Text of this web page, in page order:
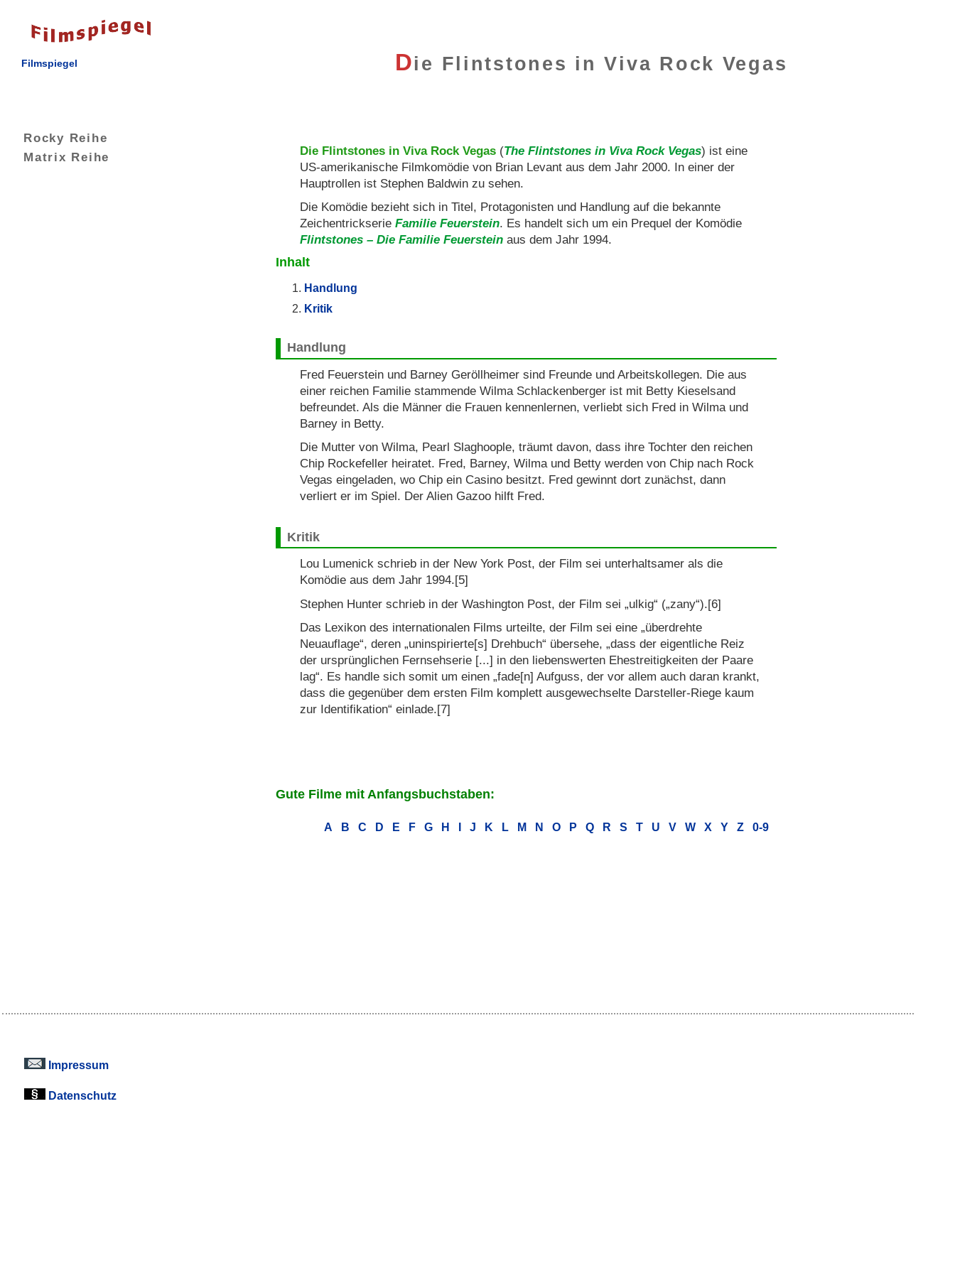
Filmspiegel Die Flintstones in Viva Rock Vegas
Rocky Reihe
Matrix Reihe
Die Flintstones in Viva Rock Vegas(The Flintstones in Viva Rock Vegas) ist eine
US-amerikanische Filmkomödie von Brian Levant aus dem Jahr 2000. In einer der
Hauptrollen ist Stephen Baldwin zu sehen.
Die Komödie bezieht sich in Titel, Protagonisten und Handlung auf die bekannte
Zeichentrickserie Familie Feuerstein. Es handelt sich um ein Prequel der Komödie
Flintstones – Die Familie Feuersteinaus dem Jahr 1994.
Inhalt
Handlung
Kritik
Handlung
Fred Feuerstein und Barney Geröllheimer sind Freunde und Arbeitskollegen. Die aus
einer reichen Familie stammende Wilma Schlackenberger ist mit Betty Kieselsand
befreundet. Als die Männer die Frauen kennenlernen, verliebt sich Fred in Wilma und
Barney in Betty.
Die Mutter von Wilma, Pearl Slaghoople, träumt davon, dass ihre Tochter den reichen
Chip Rockefeller heiratet. Fred, Barney, Wilma und Betty werden von Chip nach Rock
Vegas eingeladen, wo Chip ein Casino besitzt. Fred gewinnt dort zunächst, dann
verliert er im Spiel. Der Alien Gazoo hilft Fred.
Kritik
Lou Lumenick schrieb in der New York Post, der Film sei unterhaltsamer als die
Komödie aus dem Jahr 1994.[5]
Stephen Hunter schrieb in der Washington Post, der Film sei „ulkig“ („zany“).[6]
Das Lexikon des internationalen Films urteilte, der Film sei eine „überdrehte
Neuauflage“, deren „uninspirierte[s] Drehbuch“ übersehe, „dass der eigentliche Reiz
der ursprünglichen Fernsehserie [...] in den liebenswerten Ehestreitigkeiten der Paare
lag“. Es handle sich somit um einen „fade[n] Aufguss, der vor allem auch daran krankt,
dass die gegenüber dem ersten Film komplett ausgewechselte Darsteller-Riege kaum
zur Identifikation“ einlade.[7]
Gute Filme mit Anfangsbuchstaben:
A B C D E F G H J K L M N O P Q R S T U V W X Y Z 0-9
Impressum
Datenschutz